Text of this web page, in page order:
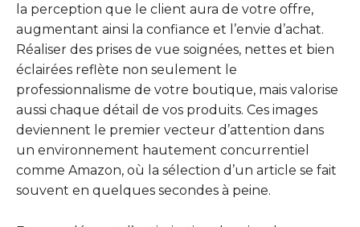
la perception que le client aura de votre offre,
augmentant ainsi la confiance et l’envie d’achat.
Réaliser des prises de vue soignées, nettes et bien
éclairées reflète non seulement le
professionnalisme de votre boutique, mais valorise
aussi chaque détail de vos produits. Ces images
deviennent le premier vecteur d’attention dans
un environnement hautement concurrentiel
comme Amazon, où la sélection d’un article se fait
souvent en quelques secondes à peine.